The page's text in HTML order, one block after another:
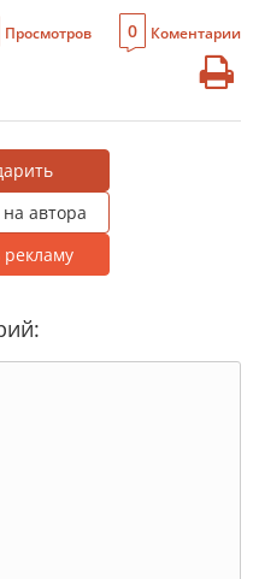
Просмотров 0 Коментарии
автора